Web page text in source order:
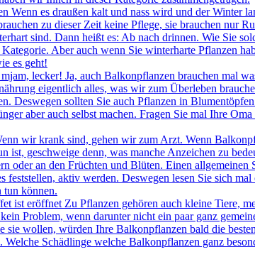
Wenn es draußen kalt und nass wird und der Winter
zu dieser Zeit keine Pflege, sie brauchen
sind. Dann heißt es: Ab nach drinnen. Wie Sie
Aber auch wenn Sie winterharte Pflanzen
es geht!
lecker! Ja, auch Balkonpflanzen brauchen mal
eigentlich alles, was wir zum Überleben
Deswegen sollten Sie auch Pflanzen in
aber auch selbst machen. Fragen Sie mal Ihre
wir krank sind, gehen wir zum Arzt. Wenn
ist, geschweige denn, was manche Anzeichen zu
oder an den Früchten und Blüten. Einen
aktiv werden. Deswegen lesen Sie sich
tun können.
ist eröffnet Zu Pflanzen gehören auch kleine Tiere,
Problem, wenn darunter nicht ein paar ganz
sie wollen, würden Ihre Balkonpflanzen bald die
Schädlinge welche Balkonpflanzen ganz